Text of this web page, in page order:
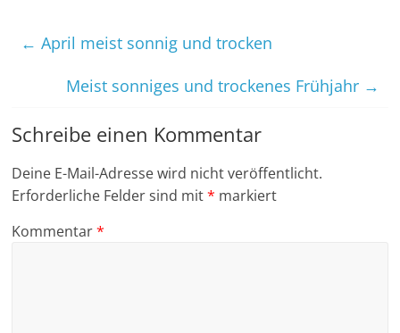
← April meist sonnig und trocken
Meist sonniges und trockenes Frühjahr →
Schreibe einen Kommentar
Deine E-Mail-Adresse wird nicht veröffentlicht.
Erforderliche Felder sind mit* markiert
Kommentar*